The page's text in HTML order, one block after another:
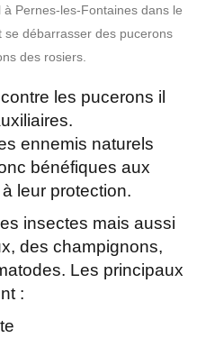
Pernes-les-Fontaines dans le
se débarrasser des pucerons
des rosiers.
les pucerons il
ennemis naturels
bénéfiques aux
leur protection.
insectes mais aussi
des champignons,
Les principaux
: